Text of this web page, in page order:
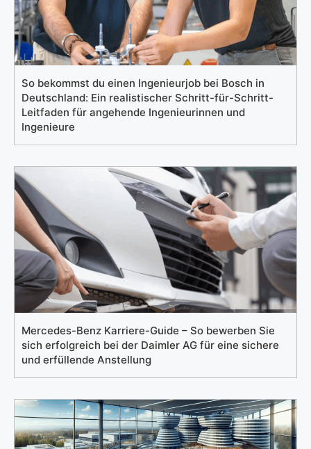
So bekommst du einen Ingenieurjob bei Bosch in
Deutschland: Ein realistischer Schritt-für-Schritt-
Leitfaden für angehende Ingenieurinnen und
Ingenieure
Mercedes-Benz Karriere-Guide – So bewerben Sie
sich erfolgreich bei der Daimler AG für eine sichere
und erfüllende Anstellung